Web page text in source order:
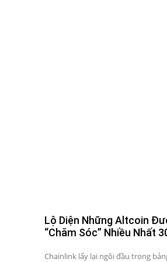
Lộ Diện Những Altcoin
“Chăm Sóc” Nhiều Nhất
Chainlink lấy lại ngôi đầu trong